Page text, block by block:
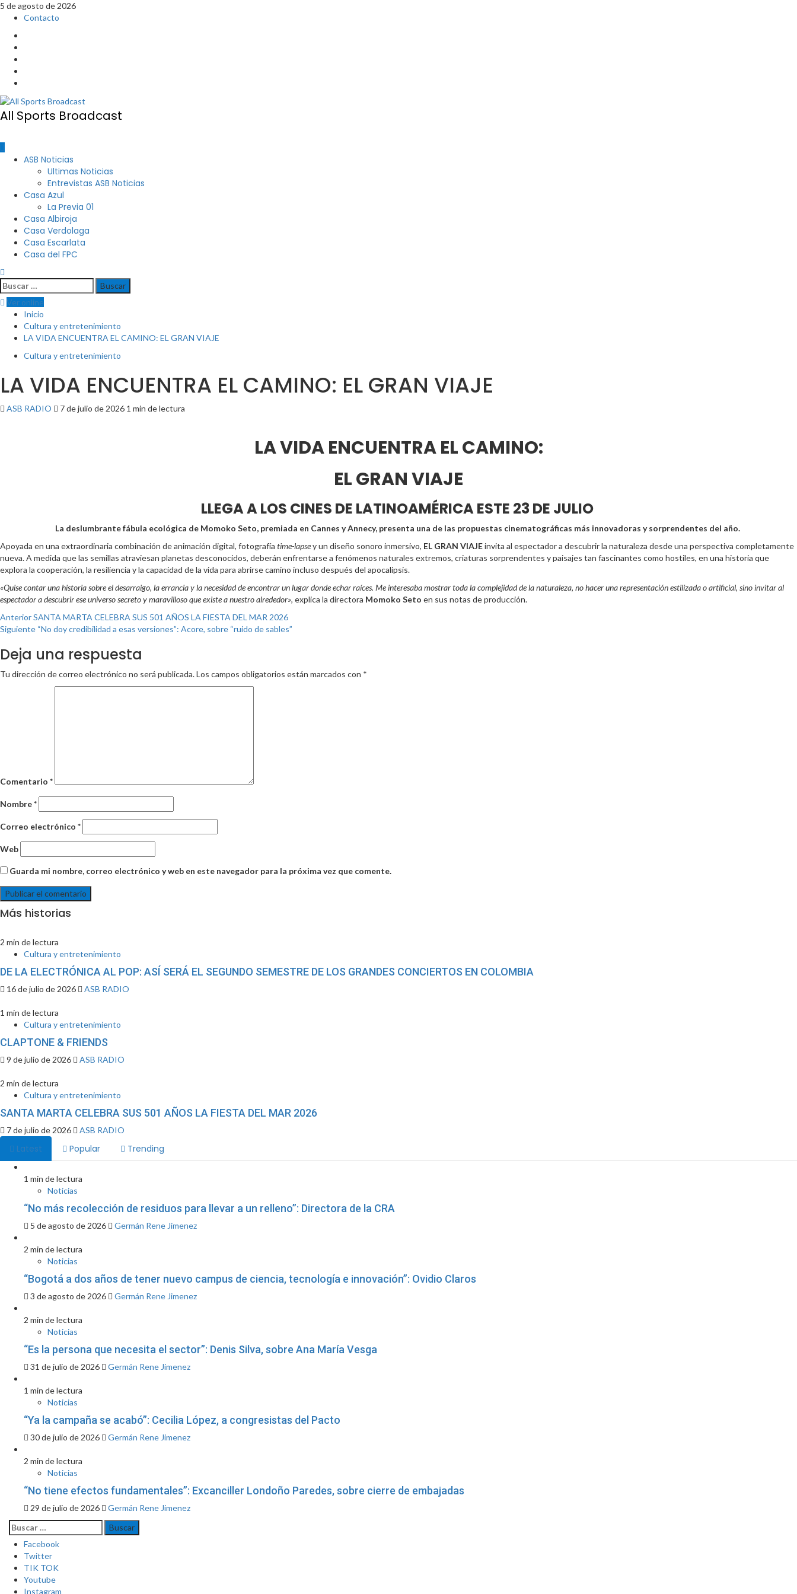
Saltar
5 de agosto de 2026
Contacto
All Sports Broadcast
Menú
ASB Noticias
Ultimas Noticias
Entrevistas ASB Noticias
Casa Azul
La Previa 01
Casa Albiroja
Casa Verdolaga
Casa Escarlata
Casa del FPC
Buscar:
Ver online
Inicio
Cultura y entretenimiento
LA VIDA ENCUENTRA EL CAMINO: EL GRAN VIAJE
Cultura y entretenimiento
LA VIDA ENCUENTRA EL CAMINO: EL GRAN VIAJE
ASB RADIO 7 de julio de 2026 1 min de lectura
LA VIDA ENCUENTRA EL CAMINO:
EL GRAN VIAJE
LLEGA A LOS CINES DE LATINOAMÉRICA ESTE 23 DE JULIO
La deslumbrante fábula ecológica de Momoko Seto, premiada en Cannes y Annecy, presenta una de las propuestas cinematográficas más innovadoras y sorprendentes del año.
Apoyada en una extraordinaria combinación de animación digital, fotografía time-lapsey un diseño sonoro inmersivo, EL GRAN VIAJEinvita al espectador a descubrir la naturaleza desde una perspectiva completamente
nueva. A medida que las semillas atraviesan planetas desconocidos, deberán enfrentarse a fenómenos naturales extremos, criaturas sorprendentes y paisajes tan fascinantes como hostiles, en una historia que
explora la cooperación, la resiliencia y la capacidad de la vida para abrirse camino incluso después del apocalipsis.
«Quise contar una historia sobre el desarraigo, la errancia y la necesidad de encontrar un lugar donde echar raíces. Me interesaba mostrar toda la complejidad de la naturaleza, no hacer una representación estilizada o artificial, sino invitar al
espectador a descubrir ese universo secreto y maravilloso que existe a nuestro alrededor», explica la directora Momoko Seto en sus notas de producción.
Post
navigation
AnteriorSANTA MARTA CELEBRA SUS 501 AÑOS LA FIESTA DEL MAR 2026
Siguiente “No doy credibilidad a esas versiones”: Acore, sobre “ruido de sables”
Deja una respuesta
Tu dirección de correo electrónico no será publicada.Los campos obligatorios están marcados con *
Comentario *
Nombre*
Correo electrónico *
Web
Guarda mi nombre, correo electrónico y web en este navegador para la próxima vez que comente.
Más historias
2 min de lectura
Cultura y entretenimiento
DE LA ELECTRÓNICA AL POP: ASÍ SERÁ EL SEGUNDO SEMESTRE DE LOS GRANDES CONCIERTOS EN COLOMBIA
16 de julio de 2026 ASB RADIO
1 min de lectura
Cultura y entretenimiento
CLAPTONE & FRIENDS
9 de julio de 2026 ASB RADIO
2 min de lectura
Cultura y entretenimiento
SANTA MARTA CELEBRA SUS 501 AÑOS LA FIESTA DEL MAR 2026
7 de julio de 2026 ASB RADIO
Latest Popular Trending
1 min de lectura
Noticias
“No más recolección de residuos para llevar a un relleno”: Directora de la CRA
5 de agosto de 2026 Germán Rene Jimenez
2 min de lectura
Noticias
“Bogotá a dos años de tener nuevo campus de ciencia, tecnología e innovación”: Ovidio Claros
3 de agosto de 2026 Germán Rene Jimenez
2 min de lectura
Noticias
“Es la persona que necesita el sector”: Denis Silva, sobre Ana María Vesga
31 de julio de 2026 Germán Rene Jimenez
1 min de lectura
Noticias
“Ya la campaña se acabó”: Cecilia López, a congresistas del Pacto
30 de julio de 2026 Germán Rene Jimenez
2 min de lectura
Noticias
“No tiene efectos fundamentales”: Excanciller Londoño Paredes, sobre cierre de embajadas
29 de julio de 2026
Germán Rene Jimenez
Buscar:
Facebook
Twitter
TIK TOK
Youtube
Instagram